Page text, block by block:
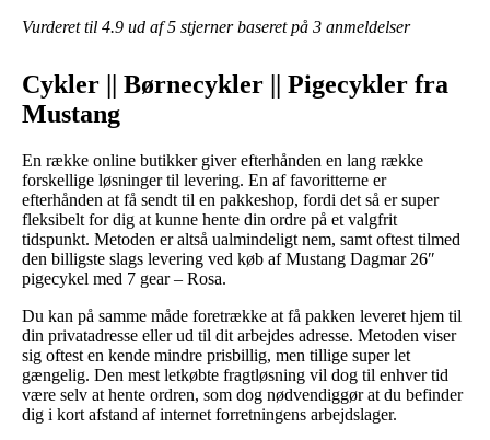
Vurderet til 4.9 ud af 5 stjerner baseret på 3 anmeldelser
Cykler || Børnecykler || Pigecykler fra
Mustang
En række online butikker giver efterhånden en lang række
forskellige løsninger til levering. En af favoritterne er
efterhånden at få sendt til en pakkeshop, fordi det så er super
fleksibelt for dig at kunne hente din ordre på et valgfrit
tidspunkt. Metoden er altså ualmindeligt nem, samt oftest tilmed
den billigste slags levering ved køb af Mustang Dagmar 26″
pigecykel med 7 gear – Rosa.
Du kan på samme måde foretrække at få pakken leveret hjem til
din privatadresse eller ud til dit arbejdes adresse. Metoden viser
sig oftest en kende mindre prisbillig, men tillige super let
gængelig. Den mest letkøbte fragtløsning vil dog til enhver tid
være selv at hente ordren, som dog nødvendiggør at du befinder
dig i kort afstand af internet forretningens arbejdslager.